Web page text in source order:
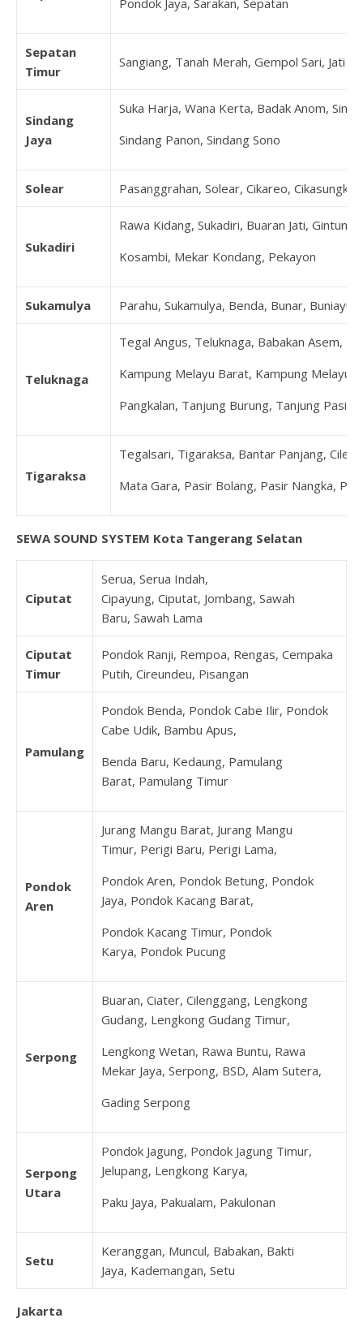
Pondok Jaya, Sarakan, Sepatan
Sepatan
Timur
Sangiang, Tanah Merah, Gempol Sari, Jati
Sindang
Jaya
Suka Harja, Wana Kerta, Badak Anom,
Sindang Panon, Sindang Sono
Solear Pasanggrahan, Solear, Cikareo,
Sukadiri
Rawa Kidang, Sukadiri, Buaran Jati,
Kosambi, Mekar Kondang, Pekayon
Sukamulya Parahu, Sukamulya, Benda, Bunar,
Teluknaga
Tegal Angus, Teluknaga, Babakan Asem,
Kampung Melayu Barat, Kampung Melayu
Pangkalan, Tanjung Burung, Tanjung Pasir
Tigaraksa
Tegalsari, Tigaraksa, Bantar Panjang,
Mata Gara, Pasir Bolang, Pasir Nangka,
SEWA SOUND SYSTEM Kota Tangerang Selatan
Ciputat
Serua, Serua Indah,
Cipayung, Ciputat, Jombang, Sawah
Baru, Sawah Lama
Ciputat
Timur
Pondok Ranji, Rempoa, Rengas, Cempaka
Putih, Cireundeu, Pisangan
Pamulang
Pondok Benda, Pondok Cabe Ilir, Pondok
Cabe Udik, Bambu Apus,
Benda Baru, Kedaung, Pamulang
Barat, Pamulang Timur
Pondok
Aren
Jurang Mangu Barat, Jurang Mangu
Timur, Perigi Baru, Perigi Lama,
Pondok Aren, Pondok Betung, Pondok
Jaya, Pondok Kacang Barat,
Pondok Kacang Timur, Pondok
Karya, Pondok Pucung
Serpong
Buaran, Ciater, Cilenggang, Lengkong
Gudang, Lengkong Gudang Timur,
Lengkong Wetan, Rawa Buntu, Rawa
Mekar Jaya, Serpong, BSD, Alam Sutera,
Gading Serpong
Serpong
Utara
Pondok Jagung, Pondok Jagung Timur,
Jelupang, Lengkong Karya,
Paku Jaya, Pakualam, Pakulonan
Setu
Keranggan, Muncul, Babakan, Bakti
Jaya, Kademangan, Setu
Jakarta